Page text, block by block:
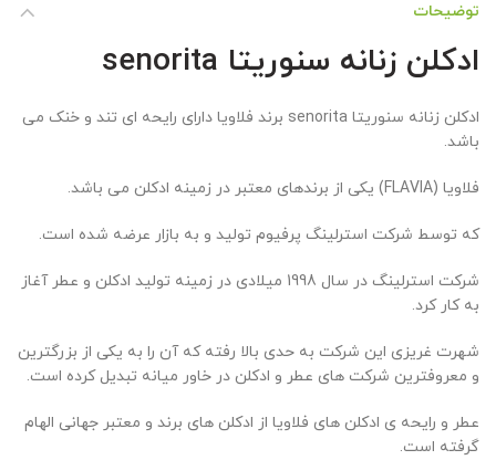
توضیحات
ادکلن زنانه سنوریتا senorita
ادکلن زنانه سنوریتا senorita برند فلاویا دارای رایحه ای تند و خنک می
باشد.
فلاویا (FLAVIA) یکی از برندهای معتبر در زمینه ادکلن می باشد.
که توسط شرکت استرلینگ پرفیوم تولید و به بازار عرضه شده است.
شرکت استرلینگ در سال 1998 میلادی در زمینه تولید ادکلن و عطر آغاز
به کار کرد.
شهرت غریزی این شرکت به حدی بالا رفته که آن را به یکی از بزرگترین
و معروفترین شرکت های عطر و ادکلن در خاور میانه تبدیل کرده است.
عطر و رایحه ی ادکلن های فلاویا از ادکلن های برند و معتبر جهانی الهام
گرفته است.